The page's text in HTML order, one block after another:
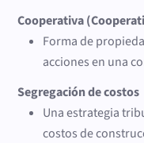
Cooperativa
Forma de
acciones en una
Segregación de costos
Una estrategia
costos de